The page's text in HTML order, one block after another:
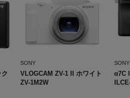
SONY
VLOGCAM ZV-1 II ホワイト
ZV-1M2W
SONY
α7C